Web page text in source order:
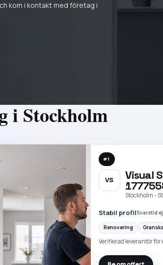
kom i kontakt med företag i
i Stockholm
#1
VS Visual
Stockholm -
Stabil profilSvarstid
Renovering
Verifierad leverantör för